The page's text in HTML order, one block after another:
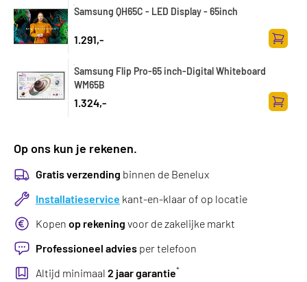
Samsung QH65C - LED Display - 65inch
1.291,-
Samsung Flip Pro-65 inch-Digital Whiteboard
WM65B
1.324,-
Op ons kun je rekenen.
Gratis verzending binnen de Benelux
Installatieservice kant-en-klaar of op locatie
Kopen op rekening voor de zakelijke markt
Professioneel advies per telefoon
Altijd minimaal 2 jaar garantie*